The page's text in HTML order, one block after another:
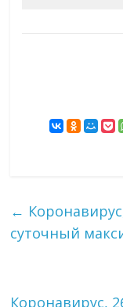
←
суточный
Коронавирус,